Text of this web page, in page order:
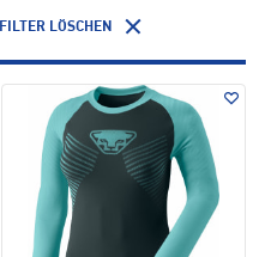
FILTER LÖSCHEN